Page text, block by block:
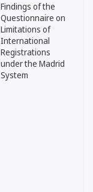
Findings of the
Questionnaire on
Limitations of
International
Registrations
under the Madrid
System